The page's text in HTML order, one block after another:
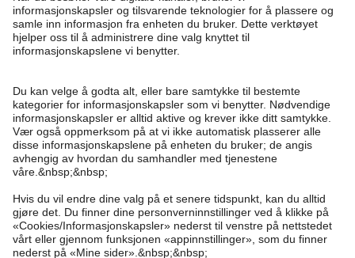
Kundeservice
Vanlige spørsmål
Bestilling
Kontakt oss
Finn butikk
Kappahl Club
Logg inn
Kappahl Club
Medlemsvilkår
Om oss
Bærekraft
Vilkår & retningslinjer
Kjøpsvilkår
Mer fra oss